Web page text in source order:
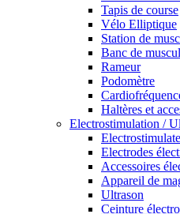
Tapis de course
Vélo Elliptique
Station de
Banc de
Rameur
Podomètre
Haltères et
Electrostimulation /
Electrodes
Accessoires
Appareil de
Ultrason
Ceinture